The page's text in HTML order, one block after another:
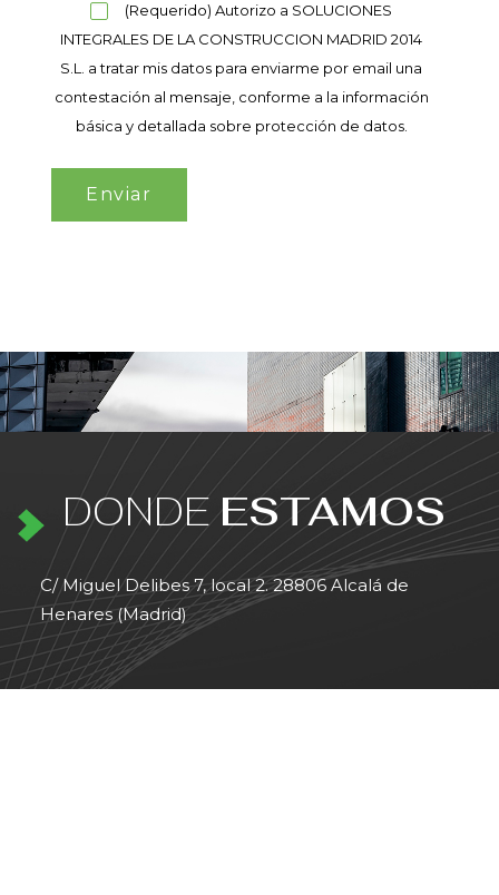
(Requerido) Autorizo a SOLUCIONES
INTEGRALES DE LA CONSTRUCCION MADRID 2014
S.L. a tratar mis datos para enviarme por email una
contestación al mensaje, conforme a la información
básica y detallada sobre protección de datos.
DONDE ESTAMOS
C/ Miguel Delibes 7, local 2. 28806 Alcalá de
Henares (Madrid)